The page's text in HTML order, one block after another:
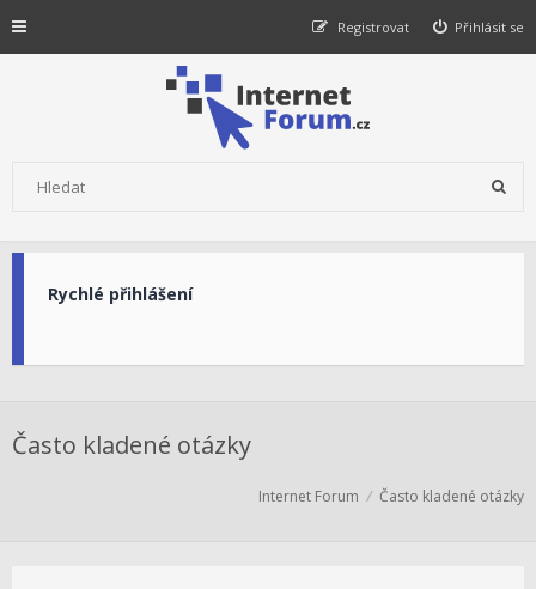
Přihlásit se
Registrovat
Rychlé přihlášení
Často kladené otázky
Internet Forum Často kladené otázky